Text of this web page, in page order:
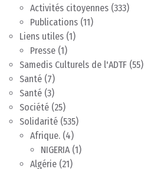
Activités citoyennes (333)
Publications (11)
Liens utiles (1)
Presse (1)
Samedis Culturels de l'ADTF (55)
Santé (7)
Santé (3)
Société (25)
Solidarité (535)
Afrique. (4)
NIGERIA(1)
Algérie (21)